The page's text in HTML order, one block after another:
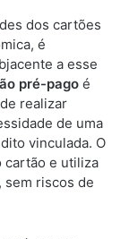
dos cartões
é
a esse
pré-pago é
realizar
de uma
vinculada. O
cartão e utiliza
sem riscos de